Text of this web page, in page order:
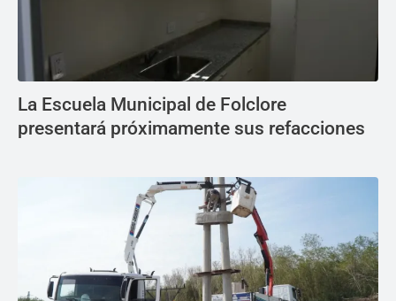
La Escuela Municipal de Folclore
presentará próximamente sus refacciones